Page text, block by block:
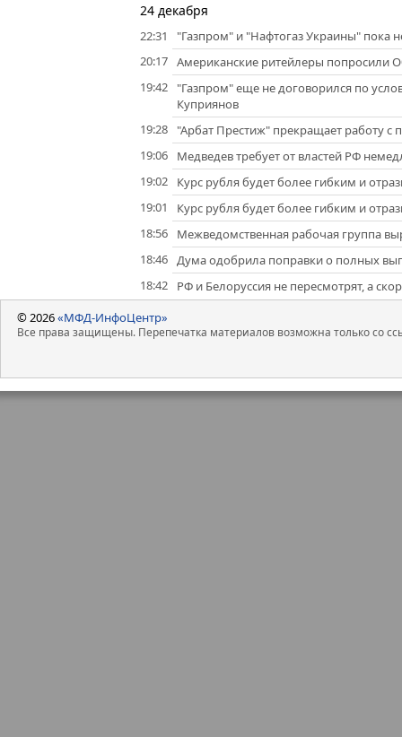
24 декабря
22:31
"Газпром" и "Нафтогаз Украины" пока
20:17 Американские ритейлеры попросили
19:42
"Газпром" еще не договорился по
Куприянов
19:28
"Арбат Престиж" прекращает работу с
19:06
Медведев требует от властей РФ
19:02
Курс рубля будет более гибким и
19:01
Курс рубля будет более гибким и
18:56
Межведомственная рабочая группа
18:46 Дума одобрила поправки о полных
18:42
РФ и Белоруссия не пересмотрят, а
© 2026«МФД-ИнфоЦентр»
Все права защищены. Перепечатка материалов возможна только со